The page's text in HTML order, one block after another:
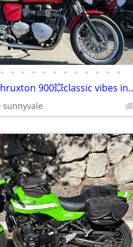
• • • • • • • • • • • •
2010 Triumph Thruxton
sunnyvale